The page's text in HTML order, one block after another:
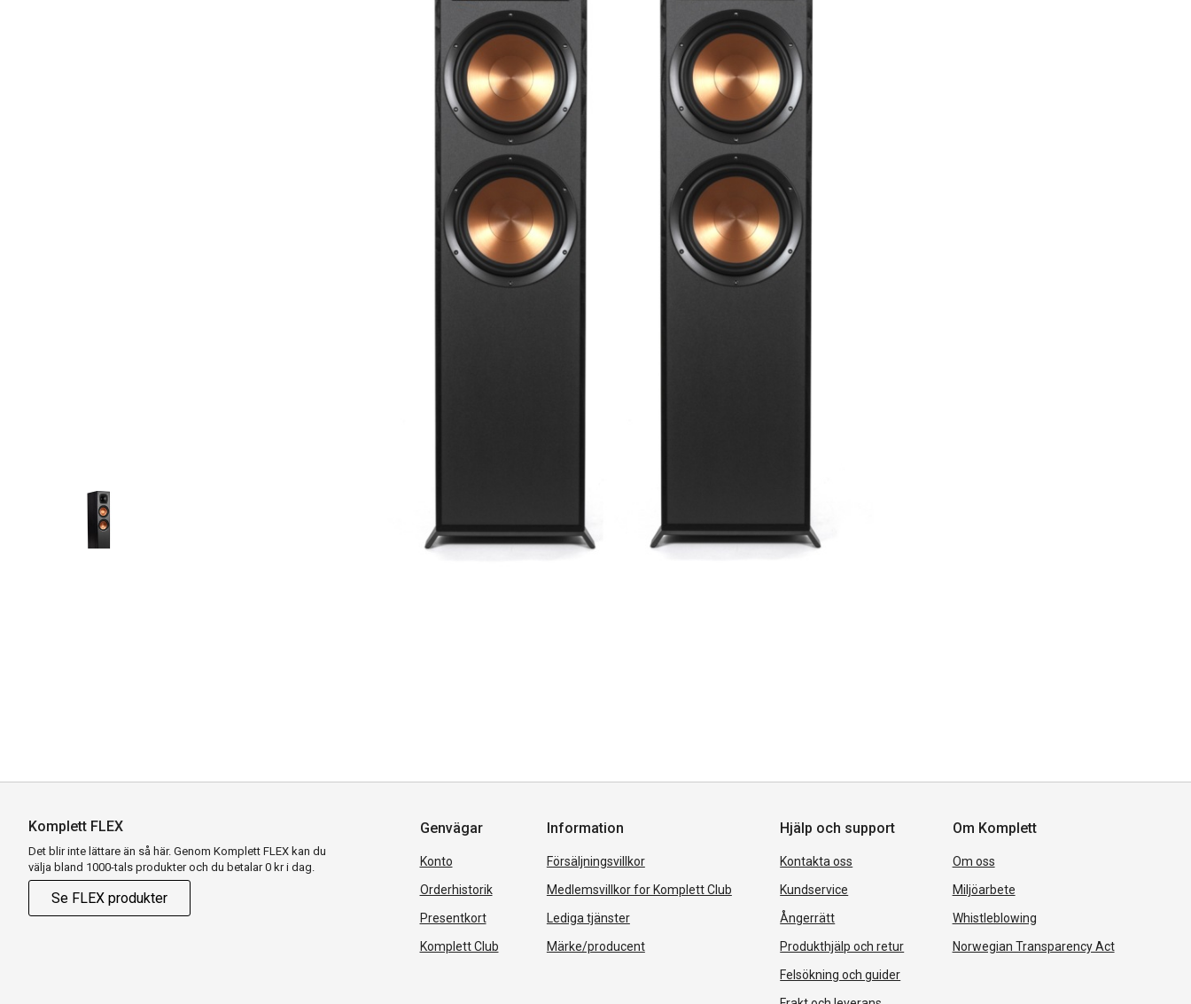
Komplett FLEX
Det blir inte lättare än så här. Genom Komplett FLEX kan du
välja bland 1000-tals produkter och du betalar 0 kr i dag.
Se FLEX produkter
Genvägar
Konto
Orderhistorik
Presentkort
Komplett Club
Information
Försäljningsvillkor
Medlemsvillkor for Komplett Club
Lediga tjänster
Märke/producent
Hjälp och support
Kontakta oss
Kundservice
Ångerrätt
Produkthjälp och retur
Felsökning och guider
Om Komplett
Om oss
Miljöarbete
Whistleblowing
Norwegian Transparency Act